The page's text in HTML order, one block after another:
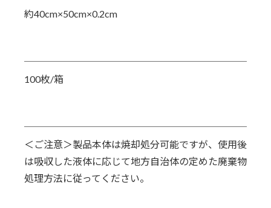
約40cm×50cm×0.2cm
100枚/箱
＜ご注意＞製品本体は焼却処分可能ですが、使用後
は吸収した液体に応じて地方自治体の定めた廃棄物
処理方法に従ってください。